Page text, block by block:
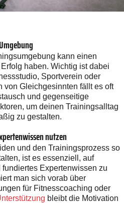
kann einen
haben. Wichtig ist dabei
Sportverein oder
von Gleichgesinnten fällt es oft
und gegenseitige
um deinen Trainingsalltag
zu gestalten.
nutzen
und den Trainingsprozess so
ist es essenziell, auf
Expertenwissen zu
man sich vorab über
für Fitnesscoaching oder
bleibt die Motivation